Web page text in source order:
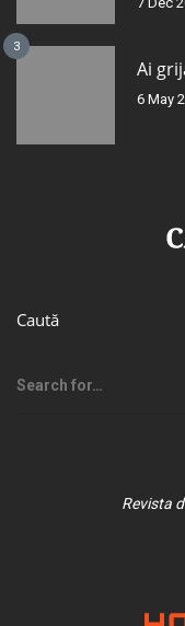
3
Ai
6 May
Caută
Revista